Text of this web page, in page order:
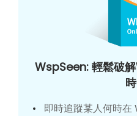
WspSeen: 輕鬆破
即時追蹤某人何時